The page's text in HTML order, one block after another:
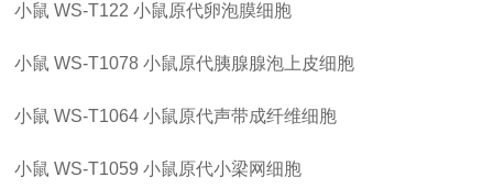
小鼠 WS-T122 小鼠原代卵泡膜细胞
小鼠 WS-T1078 小鼠原代胰腺腺泡上皮细胞
小鼠 WS-T1064 小鼠原代声带成纤维细胞
小鼠 WS-T1059 小鼠原代小梁网细胞